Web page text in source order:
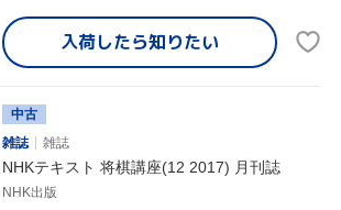
入荷したら知りたい
中古
雑誌
雑誌
NHKテキスト 将棋講座(12 2017) 月刊誌
NHK出版